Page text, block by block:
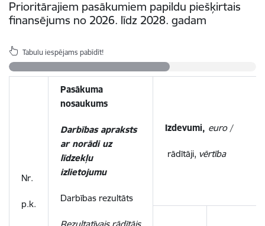
Prioritārajiem pasākumiem papildu piešķirtais
finansējums no 2026. līdz 2028. gadam
Tabulu iespējams pabīdīt!
Nr.
p.k.
Pasākuma
nosaukums
Darbības apraksts
ar norādi uz
līdzekļu
izlietojumu
Darbības rezultāts
Izdevumi, euro/
rādītāji, vērtība